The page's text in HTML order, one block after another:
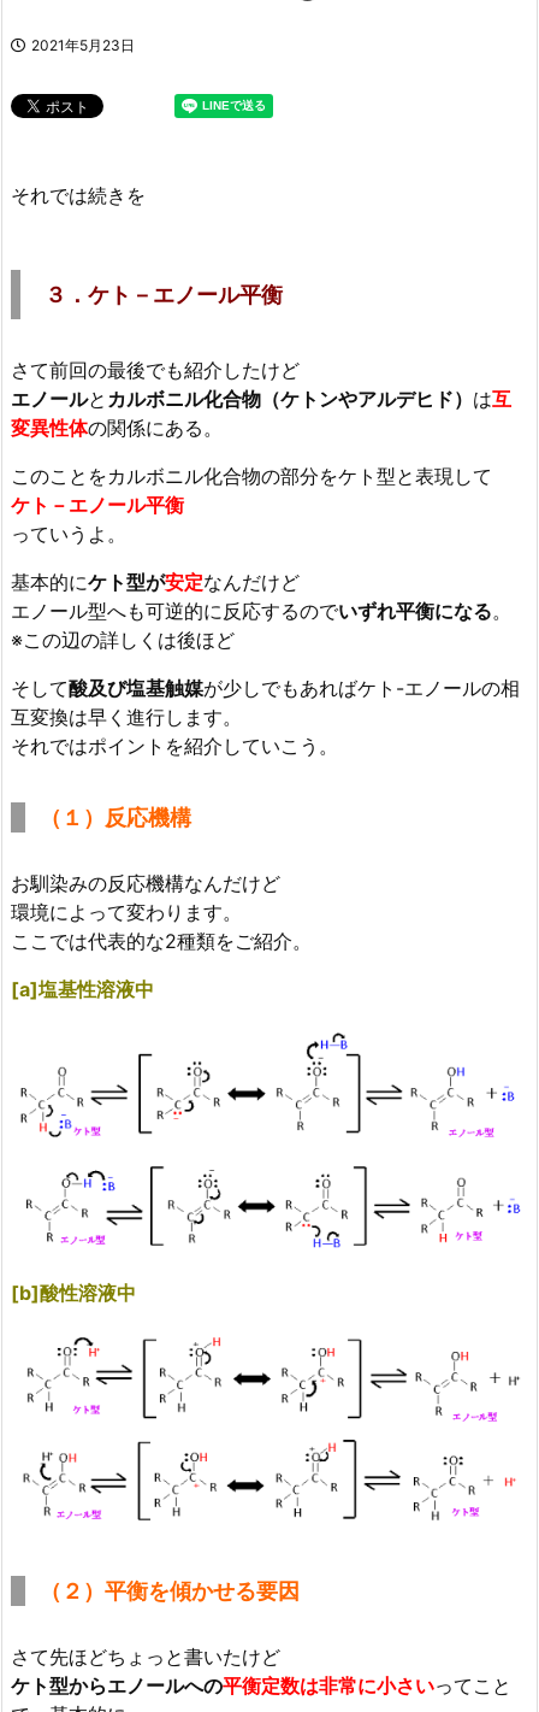
2021年5月23日
それでは続きを
３．ケト－エノール平衡
さて前回の最後でも紹介したけど
エノールと カルボニル化合物（ケトンやアルデヒド） は互
変異性体の関係にある。
このことをカルボニル化合物の部分をケト型と表現して
ケト－エノール平衡
っていうよ。
基本的にケト型が安定なんだけど
エノール型へも可逆的に反応するのでいずれ平衡になる。
※この辺の詳しくは後ほど
そして酸及び塩基触媒が少しでもあればケト-エノールの相
互変換は早く進行します。
それではポイントを紹介していこう。
（１）反応機構
お馴染みの反応機構なんだけど
環境によって変わります。
ここでは代表的な2種類をご紹介。
[a]塩基性溶液中
[b]酸性溶液中
（２）平衡を傾かせる要因
さて先ほどちょっと書いたけど
ケト型からエノールへの平衡定数は非常に小さいってこと